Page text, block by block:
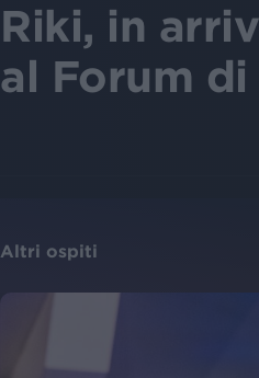
Riki, in
al Forum di
Altri ospiti